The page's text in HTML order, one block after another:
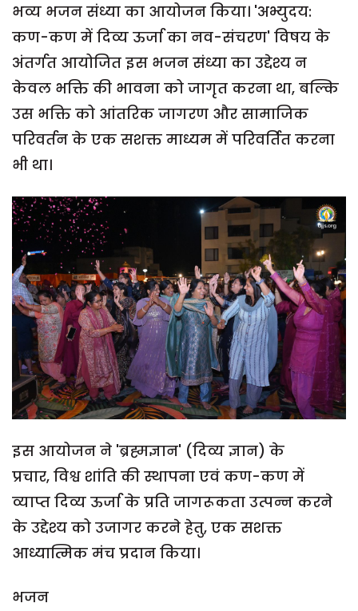
भव्य भजन संध्या का आयोजन किया। 'अभ्युदय:
कण-कण में दिव्य ऊर्जा का नव-संचरण' विषय के
अंतर्गत आयोजित इस भजन संध्या का उद्देश्य न
केवल भक्ति की भावना को जागृत करना था, बल्कि
उस भक्ति को आंतरिक जागरण और सामाजिक
परिवर्तन के एक सशक्त माध्यम में परिवर्तित करना
भी था।
इस आयोजन ने 'ब्रह्मज्ञान' (दिव्य ज्ञान) के
प्रचार, विश्व शांति की स्थापना एवं कण-कण में
व्याप्त दिव्य ऊर्जा के प्रति जागरूकता उत्पन्न करने
के उद्देश्य को उजागर करने हेतु, एक सशक्त
आध्यात्मिक मंच प्रदान किया।
भजन